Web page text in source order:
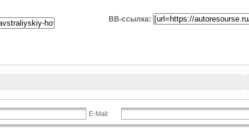
BB-ссылка:
E-Mail: